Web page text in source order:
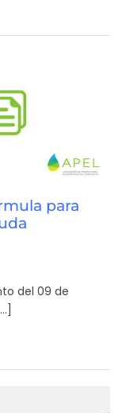
para
del 09 de